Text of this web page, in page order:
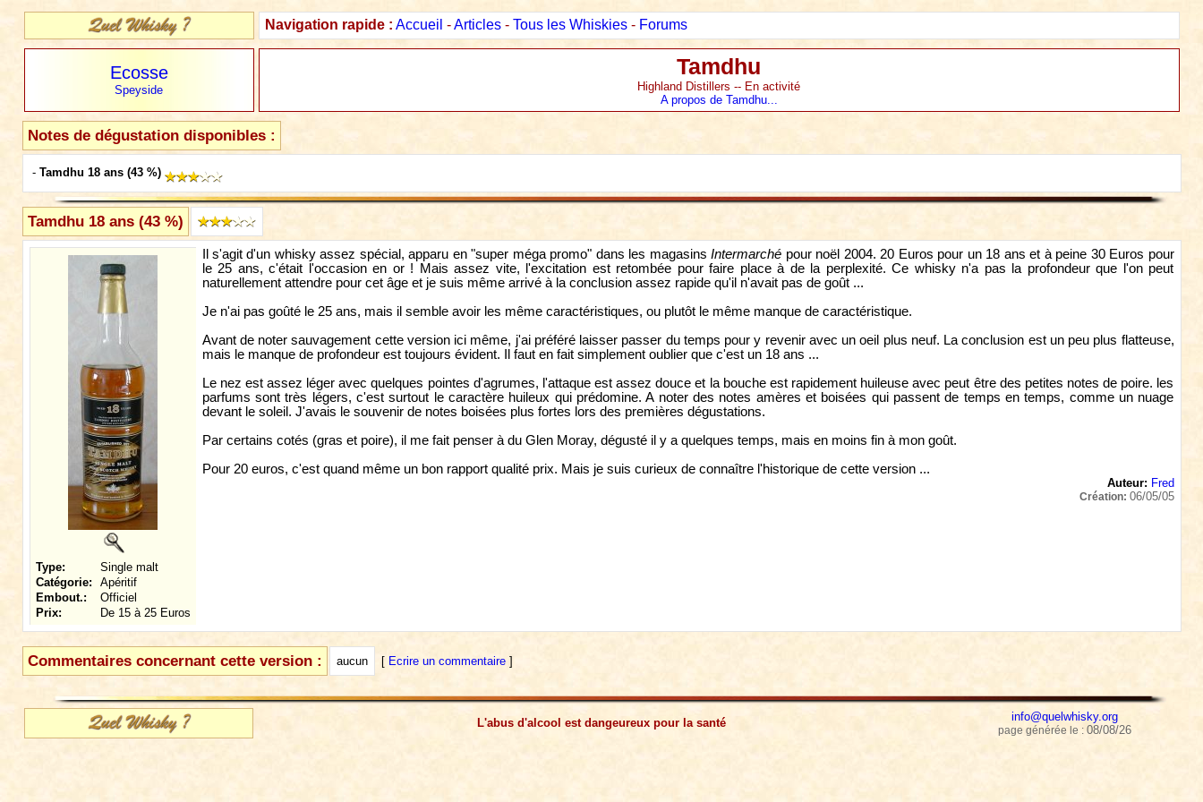
Navigation rapide : Accueil -Articles- Tous les Whiskies- Forums
Ecosse
Speyside
Tamdhu
Highland Distillers -- En activité
A propos de Tamdhu...
Notes de dégustation disponibles :
- Tamdhu 18 ans (43 %)
Tamdhu 18 ans (43 %)
Type:
Single malt
Catégorie:
Apéritif
Embout.:
Officiel
Prix:
De 15 à 25 Euros
Il s'agit d'un whisky assez spécial, apparu en "super méga promo" dans les magasinsIntermarché pour noël 2004. 20 Euros pour un 18 ans et à peine 30 Euros pour
le 25 ans, c'était l'occasion en or ! Mais assez vite, l'excitation est retombée pour faire place à de la perplexité. Ce whisky n'a pas la profondeur que l'on peut
naturellement attendre pour cet âge et je suis même arrivé à la conclusion assez rapide qu'il n'avait pas de goût ...
Je n'ai pas goûté le 25 ans, mais il semble avoir les même caractéristiques, ou plutôt le même manque de caractéristique.
Avant de noter sauvagement cette version ici même, j'ai préféré laisser passer du temps pour y revenir avec un oeil plus neuf. La conclusion est un peu plus flatteuse,
mais le manque de profondeur est toujours évident. Il faut en fait simplement oublier que c'est un 18 ans ...
Le nez est assez léger avec quelques pointes d'agrumes, l'attaque est assez douce et la bouche est rapidement huileuse avec peut être des petites notes de poire. les
parfums sont très légers, c'est surtout le caractère huileux qui prédomine. A noter des notes amères et boisées qui passent de temps en temps, comme un nuage
devant le soleil. J'avais le souvenir de notes boisées plus fortes lors des premières dégustations.
Par certains cotés (gras et poire), il me fait penser à du Glen Moray, dégusté il y a quelques temps, mais en moins fin à mon goût.
Pour 20 euros, c'est quand même un bon rapport qualité prix. Mais je suis curieux de connaître l'historique de cette version ...
Auteur: Fred
Création: 06/05/05
Commentaires concernant cette version : aucun [ Ecrire un commentaire]
L'abus d'alcool est dangeureux pour la santé info@quelwhisky.org
page générée le : 08/08/26